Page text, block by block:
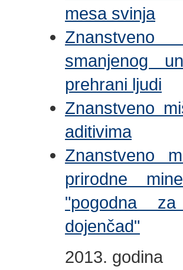
mesa svinja
smanjenog
prehrani ljudi
Znanstveno
aditivima
Znanstveno
prirodne
"pogodna
dojenčad"
2013. godina